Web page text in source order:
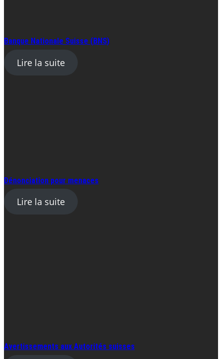
Banque Nationale Suisse (BNS)
Lire la suite
Dénonciation pour menaces
Lire la suite
Avertissements aux Autorités suisses